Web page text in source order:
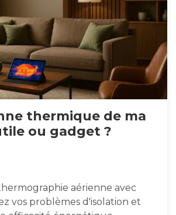
thermique de ma
ou gadget ?
aérienne avec
vos problèmes d'isolation et